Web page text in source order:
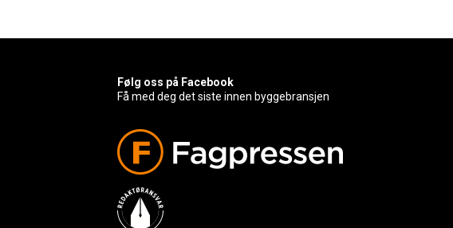
Følg oss på Facebook
Få med deg det siste innen byggebransjen